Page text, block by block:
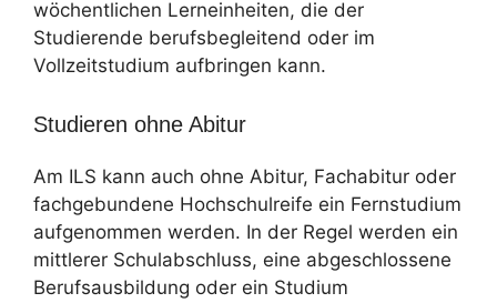
wöchentlichen Lerneinheiten, die der
Studierende berufsbegleitend oder im
Vollzeitstudium aufbringen kann.
Studieren ohne Abitur
Am ILS kann auch ohne Abitur, Fachabitur oder
fachgebundene Hochschulreife ein Fernstudium
aufgenommen werden. In der Regel werden ein
mittlerer Schulabschluss, eine abgeschlossene
Berufsausbildung oder ein Studium